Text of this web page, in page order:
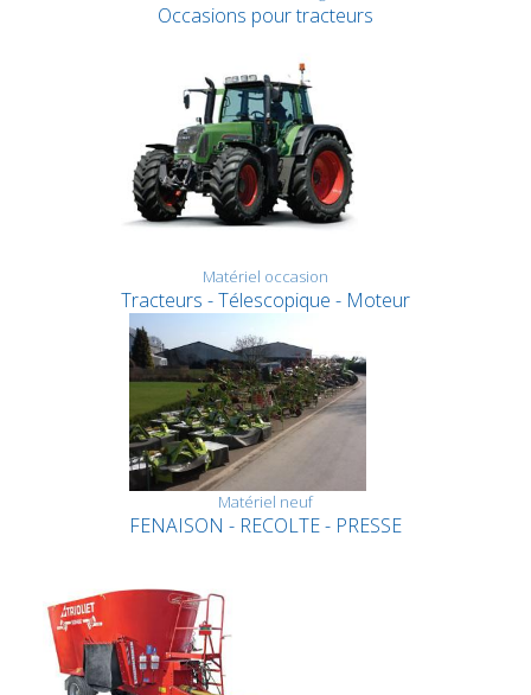
Occasions pour tracteurs
Matériel occasion
Tracteurs - Télescopique - Moteur
Matériel neuf
FENAISON - RECOLTE - PRESSE